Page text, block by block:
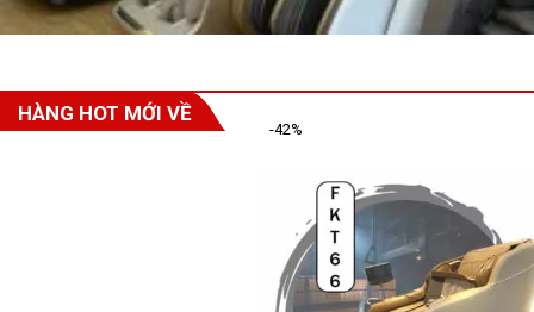
HÀNG HOT MỚI VỀ
-42%